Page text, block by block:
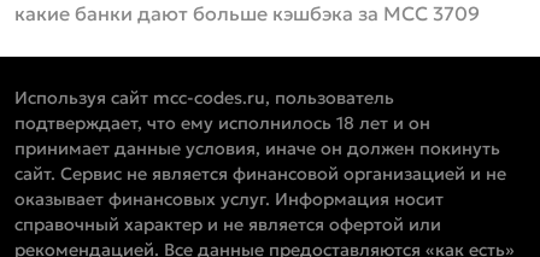
какие банки дают больше кэшбэка за MCC 3709
Используя сайт mcc-codes.ru, пользователь
подтверждает, что ему исполнилось 18 лет и он
принимает данные условия, иначе он должен покинуть
сайт. Сервис не является финансовой организацией и не
оказывает финансовых услуг. Информация носит
справочный характер и не является офертой или
рекомендацией. Все данные предоставляются «как есть»